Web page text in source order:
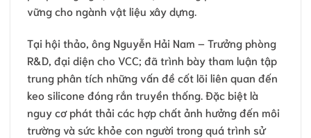
vững cho ngành vật liệu xây dựng.
Tại hội thảo, ông Nguyễn Hải Nam – Trưởng phòng
R&D, đại diện cho VCC; đã trình bày tham luận tập
trung phân tích những vấn đề cốt lõi liên quan đến
keo silicone đóng rắn truyền thống. Đặc biệt là
nguy cơ phát thải các hợp chất ảnh hưởng đến môi
trường và sức khỏe con người trong quá trình sử